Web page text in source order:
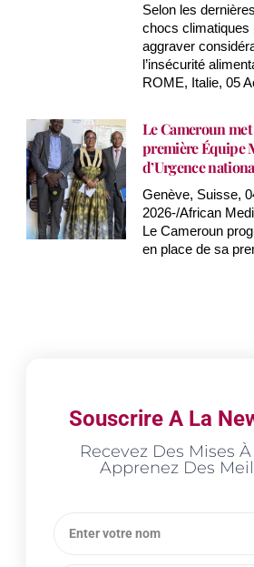
Selon les
chocs climatiques
aggraver
l’insécurité
ROME, Italie, 05
Le Cameroun met
première Équipe
d’Urgence
Genève, Suisse,
2026-/African
Le Cameroun
en place de sa
Souscrire A La
Recevez Des Mises
Apprenez Des